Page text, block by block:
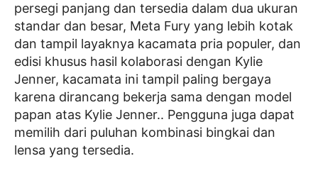
persegi panjang dan tersedia dalam dua ukuran
standar dan besar, Meta Fury yang lebih kotak
dan tampil layaknya kacamata pria populer, dan
edisi khusus hasil kolaborasi dengan Kylie
Jenner, kacamata ini tampil paling bergaya
karena dirancang bekerja sama dengan model
papan atas Kylie Jenner.. Pengguna juga dapat
memilih dari puluhan kombinasi bingkai dan
lensa yang tersedia.